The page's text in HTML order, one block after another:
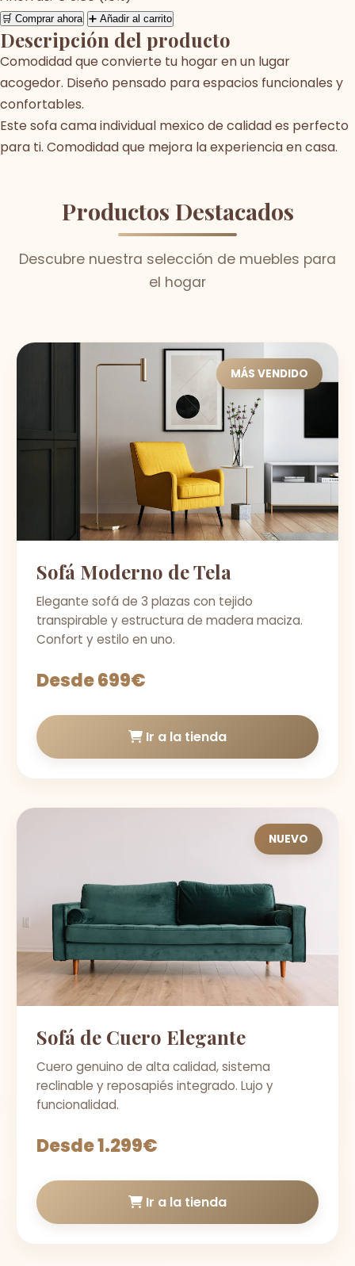
🛒 Comprar ahora ➕ Añadir al carrito
Descripción del producto
Comodidad que convierte tu hogar en un lugar
acogedor. Diseño pensado para espacios funcionales y
confortables.
Este sofa cama individual mexico de calidad es perfecto
para ti. Comodidad que mejora la experiencia en casa.
Productos Destacados
Descubre nuestra selección de muebles para
el hogar
MÁS VENDIDO
Sofá Moderno de Tela
Elegante sofá de 3 plazas con tejido
transpirable y estructura de madera maciza.
Confort y estilo en uno.
Desde 699€
Ir a la tienda
NUEVO
Sofá de Cuero Elegante
Cuero genuino de alta calidad, sistema
reclinable y reposapiés integrado. Lujo y
funcionalidad.
Desde 1.299€
Ir a la tienda